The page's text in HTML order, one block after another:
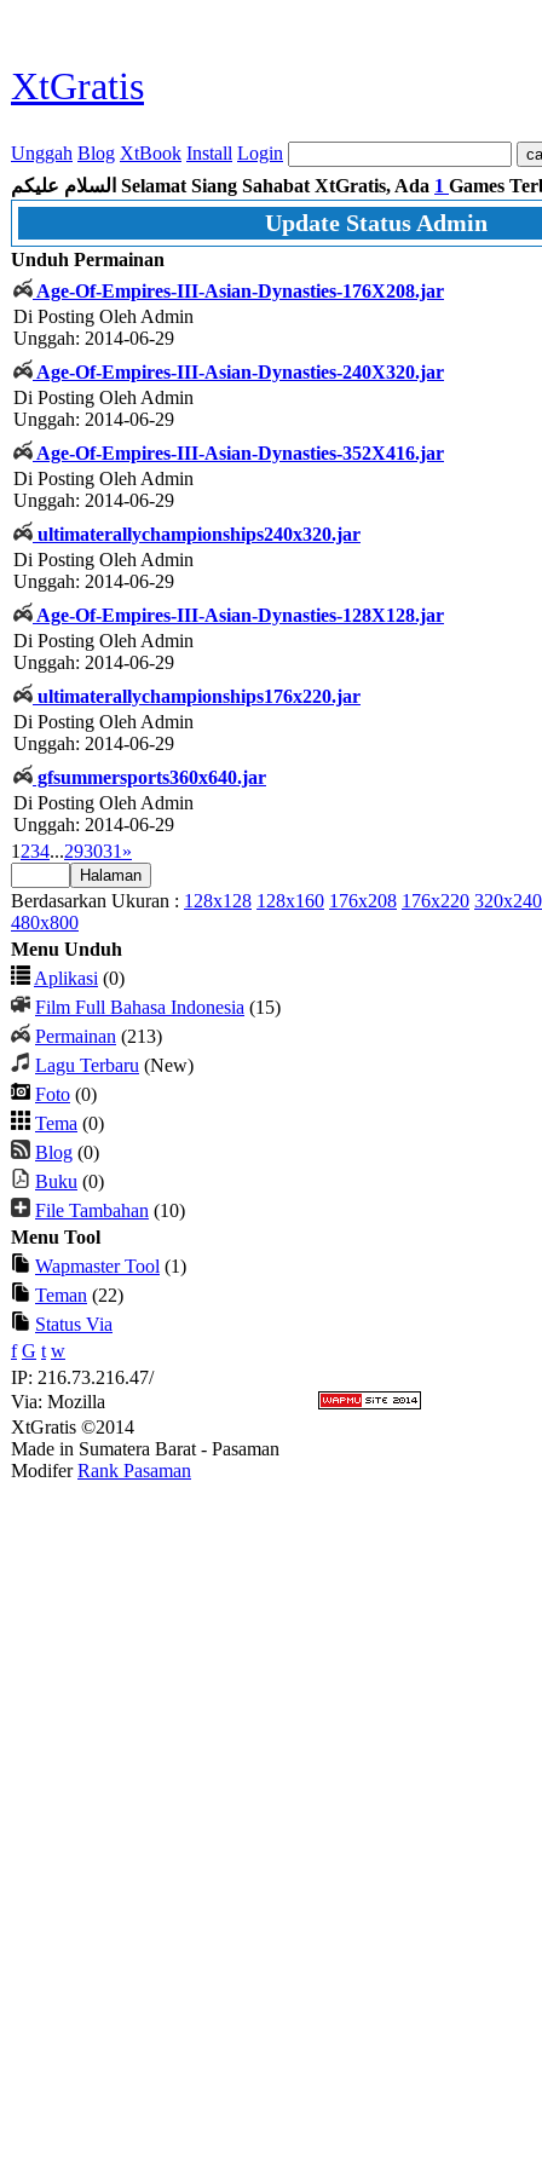
XtGratis
Unggah Blog XtBook Install Login
Selamat Siang Sahabat XtGratis, Ada 1 Games
Update Status Admin
Unduh Permainan
Age-Of-Empires-III-Asian-Dynasties-176X208.jar
Di Posting Oleh Admin
Unggah: 2014-06-29
Age-Of-Empires-III-Asian-Dynasties-240X320.jar
Di Posting Oleh Admin
Unggah: 2014-06-29
Age-Of-Empires-III-Asian-Dynasties-352X416.jar
Di Posting Oleh Admin
Unggah: 2014-06-29
ultimaterallychampionships240x320.jar
Di Posting Oleh Admin
Unggah: 2014-06-29
Age-Of-Empires-III-Asian-Dynasties-128X128.jar
Di Posting Oleh Admin
Unggah: 2014-06-29
ultimaterallychampionships176x220.jar
Di Posting Oleh Admin
Unggah: 2014-06-29
gfsummersports360x640.jar
Di Posting Oleh Admin
Unggah: 2014-06-29
1 234...293031 »
Berdasarkan Ukuran : 128x128 128x160 176x208 176x220 320x240
480x800
Menu Unduh
Aplikasi (0)
Film Full Bahasa Indonesia (15)
Permainan (213)
Lagu Terbaru (New)
Foto (0)
Tema (0)
Blog (0)
Buku (0)
File Tambahan (10)
Menu Tool
Wapmaster Tool (1)
Teman (22)
Status Via
f G t w
IP: 216.73.216.47/
Via: Mozilla
XtGratis ©2014
Made in Sumatera Barat - Pasaman
ModiferRank Pasaman